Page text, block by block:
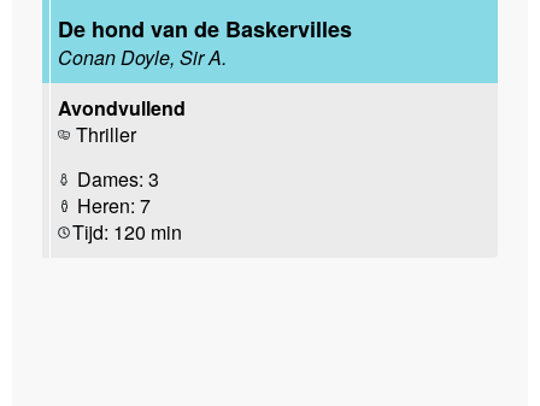
De hond van de Baskervilles
Conan Doyle, Sir A.
Avondvullend
Thriller
Dames: 3
Heren: 7
Tijd: 120 min